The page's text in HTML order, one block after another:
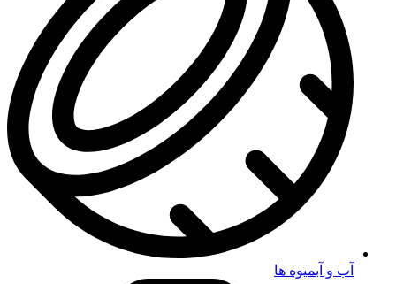
آب و آبمیوه ها